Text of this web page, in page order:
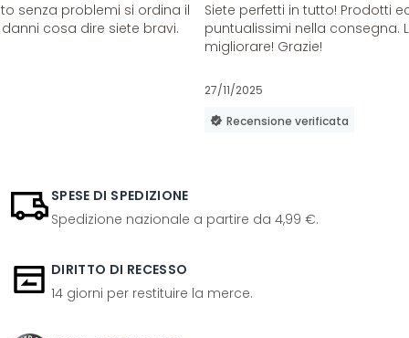
senza problemi si ordina il
cosa dire siete bravi.
Siete perfetti in tutto! Prodotti
puntualissimi nella consegna.
migliorare! Grazie!
27/11/2025
Recensione verificata
SPESE DI SPEDIZIONE
Spedizione nazionale a partire da 4,99 €.
DIRITTO DI RECESSO
14 giorni per restituire la merce.